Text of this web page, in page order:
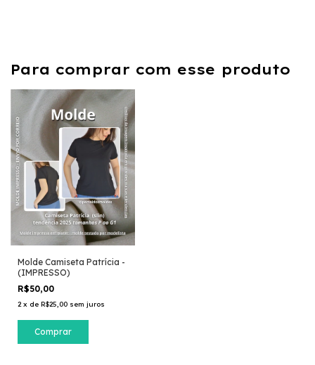
Para comprar com esse produto
Molde Camiseta Patrícia -
(IMPRESSO)
R$50,00
2 x de R$25,00 sem juros